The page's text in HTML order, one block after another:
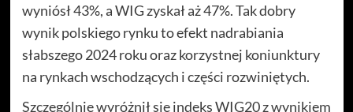
wyniósł 43%, a WIG zyskał aż 47%. Tak dobry
wynik polskiego rynku to efekt nadrabiania
słabszego 2024 roku oraz korzystnej koniunktury
na rynkach wschodzących i części rozwiniętych.
Szczególnie wyróżnił się indeks WIG20 z wynikiem